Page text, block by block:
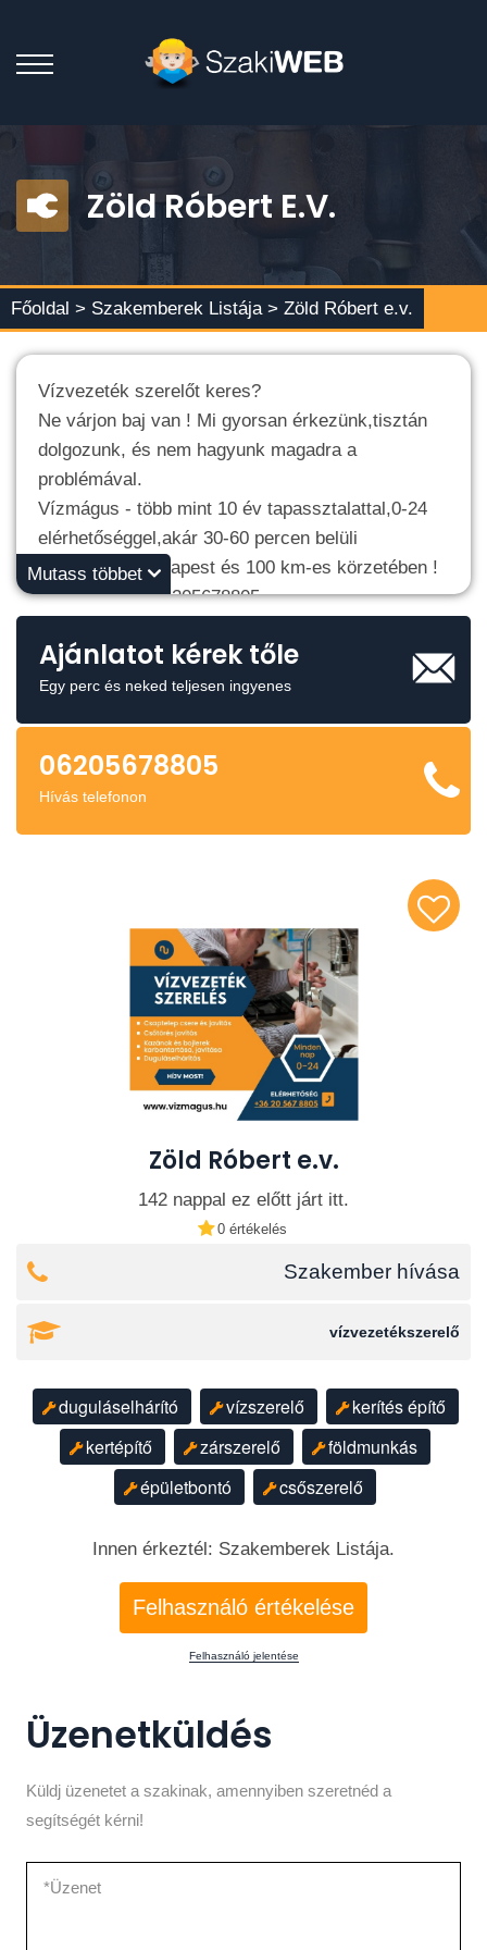
Zöld Róbert E.v.
Főoldal > Szakemberek Listája > Zöld Róbert e.v.
Vízvezeték szerelőt keres?
Ne várjon baj van ! Mi gyorsan érkezünk,tisztán
dolgozunk, és nem hagyunk magadra a
problémával.
Vízmágus - több mint 10 év tapassztalattal,0-24
elérhetőséggel,akár 30-60 percen belüli
kiszállással Budapest és 100 km-es körzetében !
Hívjon most : 06205678805
Mutass többet
Ajánlatot kérek tőle
Egy perc és neked teljesen ingyenes
06205678805
Hívás telefonon
Zöld Róbert e.v.
142 nappal ez előtt járt itt.
0 értékelés
Szakember hívása
vízvezetékszerelő
duguláselhárító vízszerelő
kerítés építő
kertépítő
zárszerelő
földmunkás
épületbontó
csőszerelő
Innen érkeztél: Szakemberek Listája.
Felhasználó értékelése
Felhasználó jelentése
Üzenetküldés
Küldj üzenetet a szakinak, amennyiben szeretnéd a
segítségét kérni!